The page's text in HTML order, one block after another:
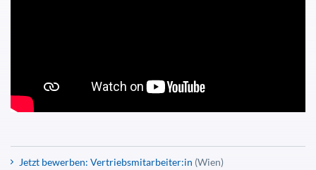
Jetzt bewerben: Vertriebsmitarbeiter:in (Wien)